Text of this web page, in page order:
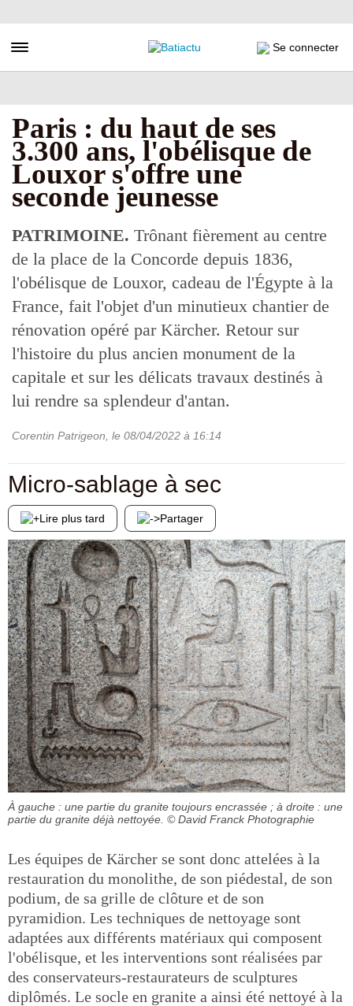
au
principal
Toggle navigation Se connecter
Paris : du haut de ses
3.300 ans, l'obélisque de
Louxor s'offre une
seconde jeunesse
PATRIMOINE. Trônant fièrement au centre
de la place de la Concorde depuis 1836,
l'obélisque de Louxor, cadeau de l'Égypte à la
France, fait l'objet d'un minutieux chantier de
rénovation opéré par Kärcher. Retour sur
l'histoire du plus ancien monument de la
capitale et sur les délicats travaux destinés à
lui rendre sa splendeur d'antan.
Corentin Patrigeon , le 08/04/2022 à 16:14
Micro-sablage à sec
Lire plus tard Partager
À gauche : une partie du granite toujours encrassée ; à droite : une
partie du granite déjà nettoyée. © David Franck Photographie
Les équipes de Kärcher se sont donc attelées à la
restauration du monolithe, de son piédestal, de son
podium, de sa grille de clôture et de son
pyramidion. Les techniques de nettoyage sont
adaptées aux différents matériaux qui composent
l'obélisque, et les interventions sont réalisées par
des conservateurs-restaurateurs de sculptures
diplômés. Le socle en granite a ainsi été nettoyé à la